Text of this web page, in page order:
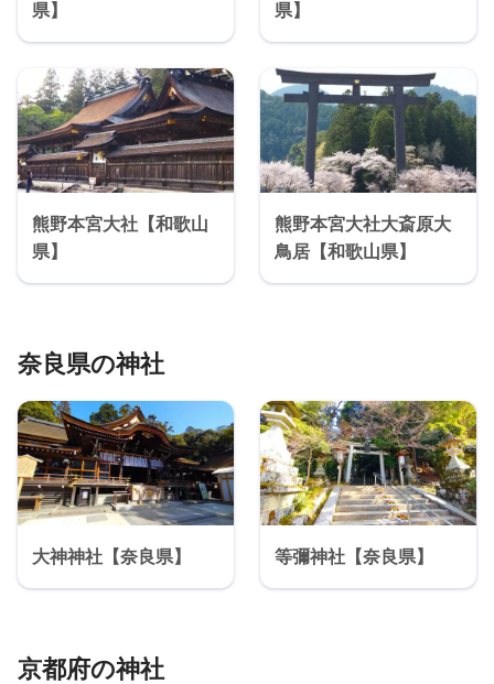
県】
県】
熊野本宮大社【和歌山
県】
熊野本宮大社大斎原大
鳥居【和歌山県】
奈良県の神社
大神神社【奈良県】 等彌神社【奈良県】
京都府の神社